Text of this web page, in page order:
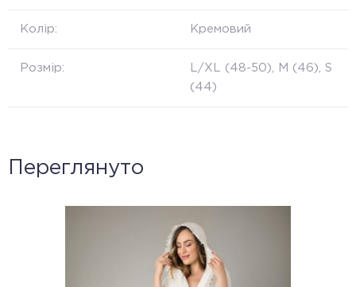
Колір: Кремовий
Розмір:
L/XL (48-50), M (46), S
(44)
Переглянуто